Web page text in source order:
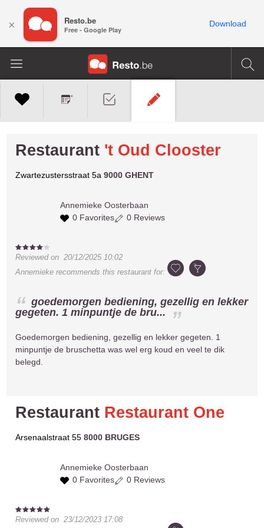
Restaurant 't Oud Clooster
Zwartezustersstraat 5a9000 GHENT
Annemieke Oosterbaan
0 Favorites
0 Reviews
Reviewed on20/12/2025 10:02
Annemieke recommends this restaurant for:
goedemorgen bediening, gezellig en lekker
gegeten. 1 minpuntje de bru...
Goedemorgen bediening, gezellig en lekker gegeten. 1
minpuntje de bruschetta was wel erg koud en veel te dik
belegd.
Restaurant Restaurant One
Arsenaalstraat 558000 BRUGES
Annemieke Oosterbaan
0 Favorites
0 Reviews
Reviewed on23/12/2023 17:08
× Resto.be
Free - Google Play
Download